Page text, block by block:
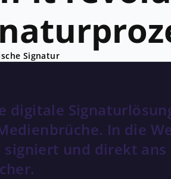
Signatur
digitale
In die
und direkt